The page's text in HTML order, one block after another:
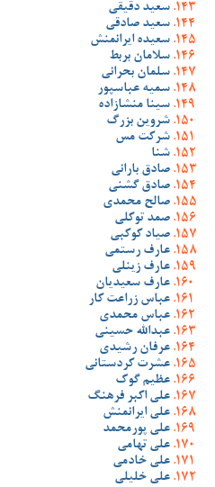
سعید دقیقی
سعید صادقی
سعیده ایرانمنش
سلامان بربط
سلمان بحرانی
سمیه عباسپور
سینا منشازاده
شروین بزرگ
شرکت مس
شنا
صادق بارانی
صادق گشنی
صالح محمدی
صمد توکلی
صیاد کوکبی
عارف رستمی
عارف زینلی
عارف سعیدیان
عباس زراعت کار
عباس محمدی
عبدالله حسینی
عرفان رشیدی
عشرت کردستانی
عظیم گوک
علی اکبر فرهنگ
علی ایرانمنش
علی پورمحمد
علی تهامی
علی خادمی
علی خلیلی